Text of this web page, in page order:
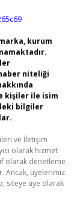
kurum
niteliği
kişiler ile isim
bilgiler
ve İletişim
olarak hizmet
olarak denetleme
Ancak, üyelerimiz
siteye üye olarak